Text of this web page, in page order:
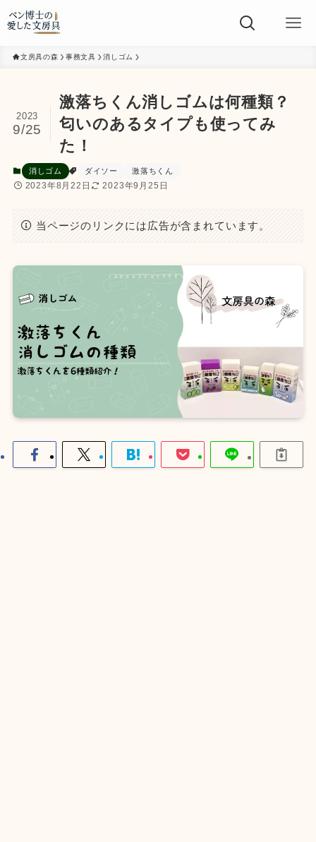
文房具の森 事務文具 消しゴム
激落ちくん消しゴムは何種類？
匂いのあるタイプも使ってみ
た！
2023
9/25
消しゴム ダイソー 激落ちくん
2023年8月22日 2023年9月25日
当ページのリンクには広告が含まれています。